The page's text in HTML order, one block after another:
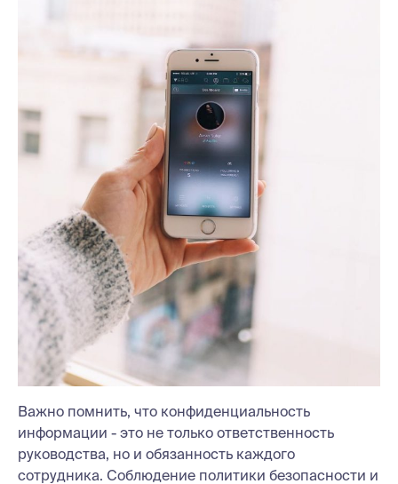
Важно помнить, что конфиденциальность
информации - это не только ответственность
руководства, но и обязанность каждого
сотрудника. Соблюдение политики безопасности и